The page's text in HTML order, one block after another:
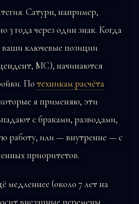
Сатурн, например,
3 года через один знак. Когда
ваши ключевые позиции
MC), начинаются
По техникам расчёта
я применяю, эти
с браками, разводами,
работу, или — внутренне — с
приоритетов.
медленнее (около 7 лет на